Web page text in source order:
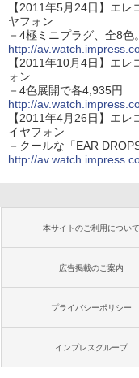
【2011年5月24日】エ
ヤフォン
－4極ミニプラグ、全8色
http://
【2011年10月4日】エ
ォン
－4色展開で各4,935円
http://
【2011年4月26日】エ
イヤフォン
－クールな「EAR
http://
本サイトのご利用について
広告掲載のご案内
プライバシーポリシー
インプレスグループ